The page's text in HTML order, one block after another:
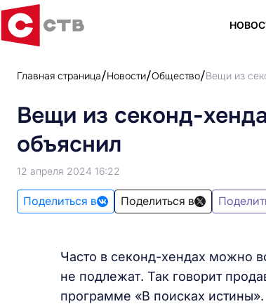
Главная страница Новости Общество Вещи из
Вещи из секонд-
объяснил
12 апреля 2024 16:22
Поделиться в Поделиться в
Часто в секонд-хендах можно
не подлежат. Так говорит
программе «В поисках истины».